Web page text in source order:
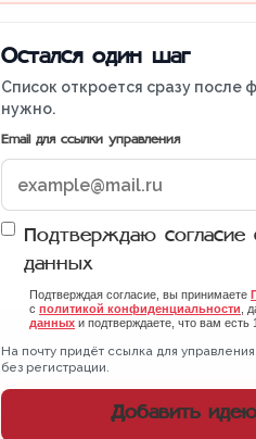
Остался один шаг
Список откроется сразу после
нужно.
Email для ссылки управления
Подтверждаю
данных
Подтверждая согласие, вы принимаете
с политикой конфиденциальности ,
данных и подтверждаете, что вам есть
На почту придёт ссылка для
без регистрации.
Добавить